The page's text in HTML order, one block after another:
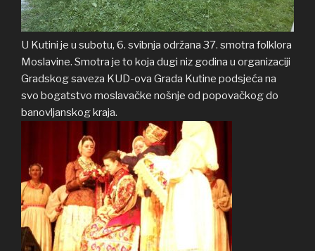
U Kutini je u subotu, 6. svibnja održana 37. smotra folklora
Moslavine. Smotra je to koja dugi niz godina u organizaciji
Gradskog saveza KUD-ova Grada Kutine podsjeća na
svo bogatstvo moslavačke nošnje od popovačkog do
banovljanskog kraja.